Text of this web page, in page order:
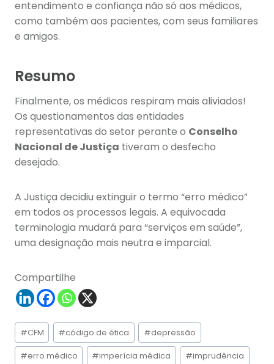
entendimento e confiança não só aos médicos,
como também aos pacientes, com seus familiares
e amigos.
Resumo
Finalmente, os médicos respiram mais aliviados!
Os questionamentos das entidades
representativas do setor perante o Conselho
Nacional de Justiça tiveram o desfecho
desejado.
A Justiça decidiu extinguir o termo “erro médico”
em todos os processos legais. A equivocada
terminologia mudará para “serviços em saúde”,
uma designação mais neutra e imparcial.
Compartilhe
Tags
do
Post:
#CFM #código de ética #depressão
#erro médico #imperícia médica #imprudência